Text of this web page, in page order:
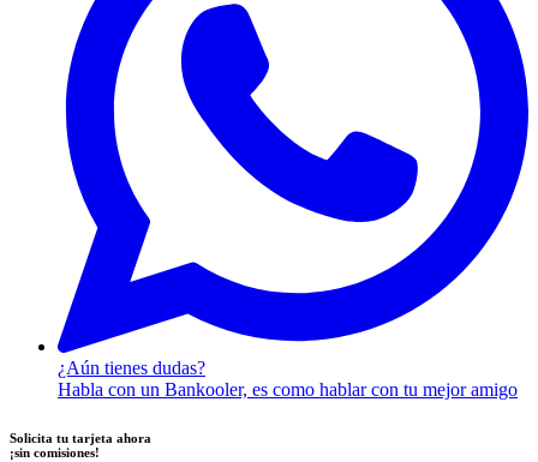
¿Aún tienes dudas?
Habla con un Bankooler, es como hablar con tu mejor amigo
Solicita tu tarjeta ahora
¡sin comisiones!